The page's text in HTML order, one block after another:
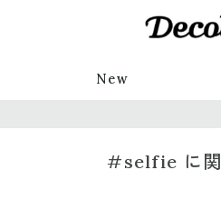
New
#selfie に関